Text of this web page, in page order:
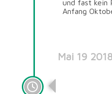
und fast kein
Anfang
Mai 19